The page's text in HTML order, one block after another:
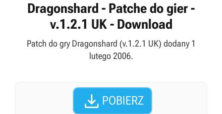
Dragonshard - Patche do gier -
v.1.2.1 UK - Download
Patch do gry Dragonshard (v.1.2.1 UK) dodany 1
lutego 2006.
 POBIERZ